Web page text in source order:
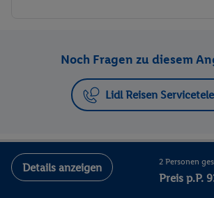
Noch Fragen zu diesem
Lidl Reisen
Details anzeigen 2 Personen
Preis p.P.
Bestpreis-Garantie